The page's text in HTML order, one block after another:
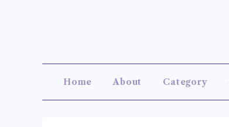
Home About Category